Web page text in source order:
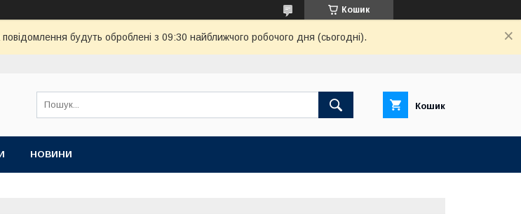
Кошик
будуть оброблені з 09:30 найближчого робочого дня (сьогодні).
Кошик
НОВИНИ